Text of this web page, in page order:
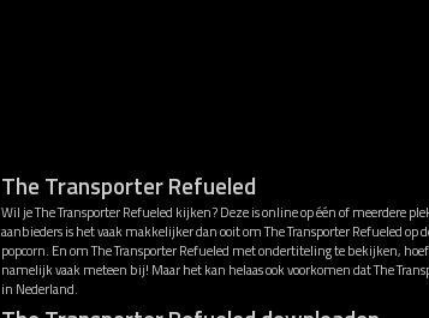
The Transporter Refueled
Wil je The Transporter Refueled kijken? Deze is online op één of meerdere
aanbieders is het vaak makkelijker dan ooit om The Transporter Refueled
popcorn. En om The Transporter Refueled met ondertiteling te bekijken,
namelijk vaak meteen bij! Maar het kan helaas ook voorkomen dat The
in Nederland.